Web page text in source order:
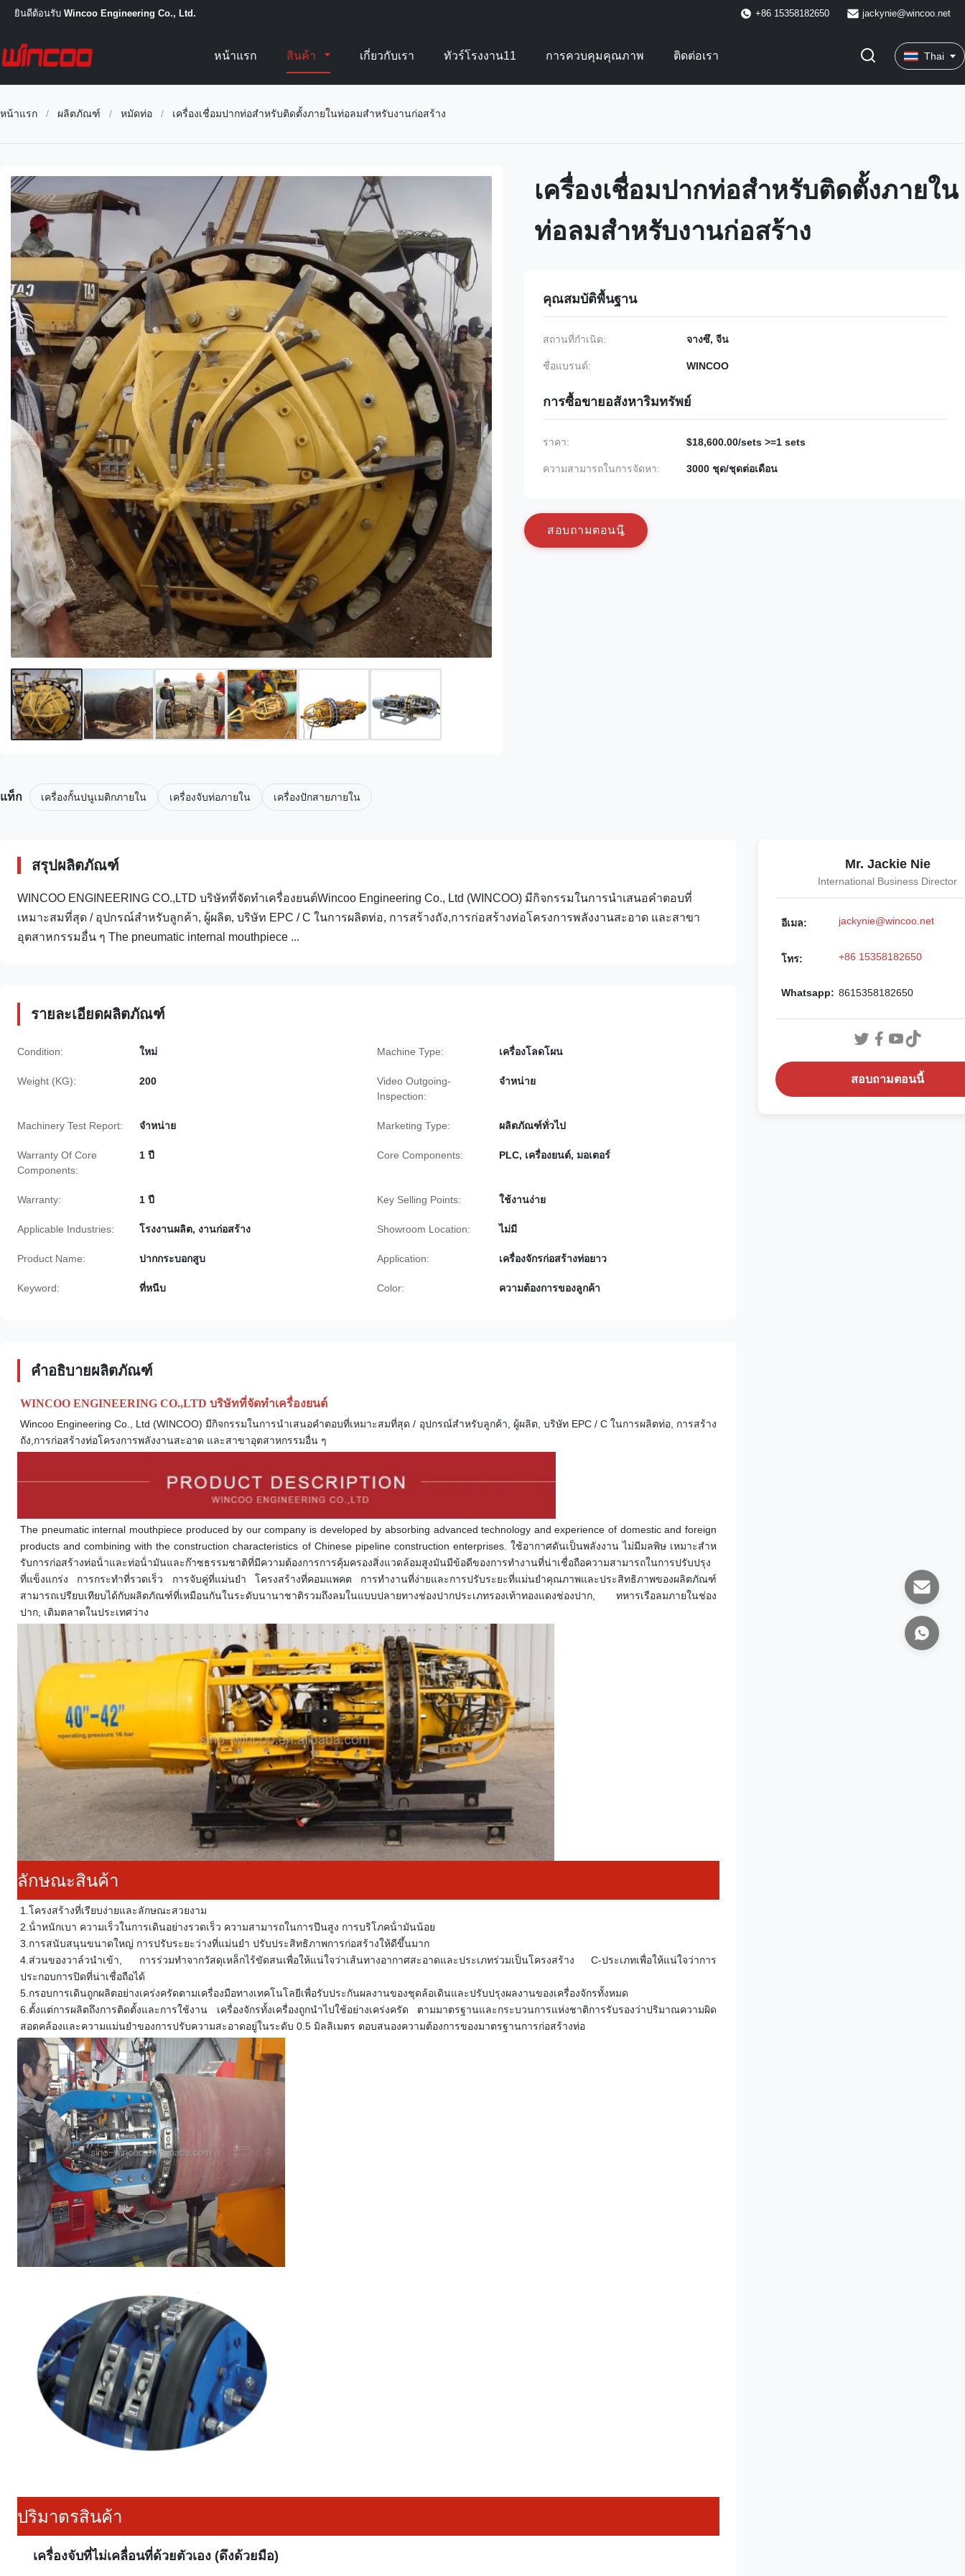
ยินดีต้อนรับ Wincoo Engineering Co., Ltd. +86 15358182650 jackynie@wincoo.net
หน้าแรก สินค้า เกี่ยวกับเรา ทัวร์โรงงาน11 การควบคุมคุณภาพ ติดต่อเรา Thai
หน้าแรก / ผลิตภัณฑ์ / หมัดท่อ / เครื่องเชื่อมปากท่อสำหรับติดตั้งภายในท่อลมสำหรับงานก่อสร้าง
เครื่องเชื่อมปากท่อสำหรับติดตั้งภายใน
ท่อลมสำหรับงานก่อสร้าง
คุณสมบัติพื้นฐาน
สถานที่กำเนิด: จางซึ, จีน
ชื่อแบรนด์: WINCOO
การซื้อขายอสังหาริมทรัพย์
ราคา: $18,600.00/sets >=1 sets
ความสามารถในการจัดหา: 3000 ชุด/ชุดต่อเดือน
สอบถามตอนน
แท็ก เครื่องกั้นปนูเมติกภายใน เครื่องจับท่อภายใน เครื่องปักสายภายใน
สรุปผลิตภัณฑ์
WINCOO ENGINEERING CO.,LTD บริษัทที่จัดทําเครื่องยนต์Wincoo Engineering Co., Ltd (WINCOO) มีกิจกรรมในการนําเสนอคําตอบที่
เหมาะสมที่สุด / อุปกรณ์สําหรับลูกค้า, ผู้ผลิต, บริษัท EPC / C ในการผลิตท่อ, การสร้างถัง,การก่อสร้างท่อโครงการพลังงานสะอาด และสาขา
อุตสาหกรรมอื่น ๆ The pneumatic internal mouthpiece ...
รายละเอียดผลิตภัณฑ์
Condition: ใหม่ Machine Type: เครื่องโลดโผน
Weight (KG): 200
Video Outgoing-
Inspection:
จําหน่าย
Machinery Test Report: จําหน่าย Marketing Type: ผลิตภัณฑ์ทั่วไป
Warranty Of Core
Components:
1 ปี Core Components: PLC, เครื่องยนต์, มอเตอร์
Warranty: 1 ปี Key Selling Points: ใช้งานง่าย
Applicable Industries: โรงงานผลิต, งานก่อสร้าง Showroom Location: ไม่มี
Product Name: ปากกระบอกสูบ Application: เครื่องจักรก่อสร้างท่อยาว
Keyword: ที่หนีบ Color: ความต้องการของลูกค้า
คำอธิบายผลิตภัณฑ์
WINCOO ENGINEERING CO.,LTD บริษัทที่จัดทําเครื่องยนต์
Wincoo Engineering Co., Ltd (WINCOO) มีกิจกรรมในการนําเสนอคําตอบที่เหมาะสมที่สุด / อุปกรณ์สําหรับลูกค้า, ผู้ผลิต, บริษัท EPC / C ในการผลิตท่อ, การสร้าง
ถัง,การก่อสร้างท่อโครงการพลังงานสะอาด และสาขาอุตสาหกรรมอื่น ๆ
The pneumatic internal mouthpiece produced by our company is developed by absorbing advanced technology and experience of domestic and foreign
products and combining with the construction characteristics of Chinese pipeline construction enterprises. ใช้อากาศดันเป็นพลังงาน ไม่มีมลพิษ เหมาะสําห
รับการก่อสร้างท่อน้ําและท่อน้ํามันและก๊าซธรรมชาติที่มีความต้องการการคุ้มครองสิ่งแวดล้อมสูงมันมีข้อดีของการทํางานที่น่าเชื่อถือความสามารถในการปรับปรุง
ที่แข็งแกร่ง การกระทําที่รวดเร็ว การจับคู่ที่แม่นยํา โครงสร้างที่คอมแพคต การทํางานที่ง่ายและการปรับระยะที่แม่นยําคุณภาพและประสิทธิภาพของผลิตภัณฑ์
สามารถเปรียบเทียบได้กับผลิตภัณฑ์ที่เหมือนกันในระดับนานาชาติรวมถึงลมในแบบปลายทางช่องปากประเภทรองเท้าทองแดงช่องปาก , ทหารเรือลมภายในช่อง
ปาก , เติมตลาดในประเทศว่าง
ลักษณะสินค้า
1. โครงสร้างที่เรียบง่ายและลักษณะสวยงาม
2. น้ําหนักเบา ความเร็วในการเดินอย่างรวดเร็ว ความสามารถในการปีนสูง การบริโภคน้ํามันน้อย
3. การสนับสนุนขนาดใหญ่ การปรับระยะว่างที่แม่นยํา ปรับประสิทธิภาพการก่อสร้างให้ดีขึ้นมาก
4. ส่วนของวาล์วนําเข้า, การร่วมทําจากวัสดุเหล็กไร้ขัดสนเพื่อให้แน่ใจว่าเส้นทางอากาศสะอาดและประเภทร่วมเป็นโครงสร้าง C-ประเภทเพื่อให้แน่ใจว่าการ
ประกอบการปิดที่น่าเชื่อถือได้
5. กรอบการเดินถูกผลิตอย่างเคร่งครัดตามเครื่องมือทางเทคโนโลยีเพื่อรับประกันผลงานของชุดล้อเดินและปรับปรุงผลงานของเครื่องจักรทั้งหมด
6. ตั้งแต่การผลิตถึงการติดตั้งและการใช้งาน เครื่องจักรทั้งเครื่องถูกนําไปใช้อย่างเคร่งครัด ตามมาตรฐานและกระบวนการแห่งชาติการรับรองว่าปริมาณความผิด
สอดคล้องและความแม่นยําของการปรับความสะอาดอยู่ในระดับ 0.5 มิลลิเมตร ตอบสนองความต้องการของมาตรฐานการก่อสร้างท่อ
ปริมาตรสินค้า
เครื่องจับที่ไม่เคลื่อนที่ด้วยตัวเอง (ดึงด้วยมือ)
Mr. Jackie Nie
International Business Director
อีเมล: jackynie@wincoo.net
โทร: +86 15358182650
Whatsapp: 8615358182650
สอบถามตอนนี้